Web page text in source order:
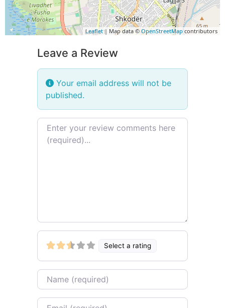
Leaflet| Map data ©OpenStreetMap contributors
Leave a Review
Your email address will not be
published.
Review text
Select a rating
Name
Email